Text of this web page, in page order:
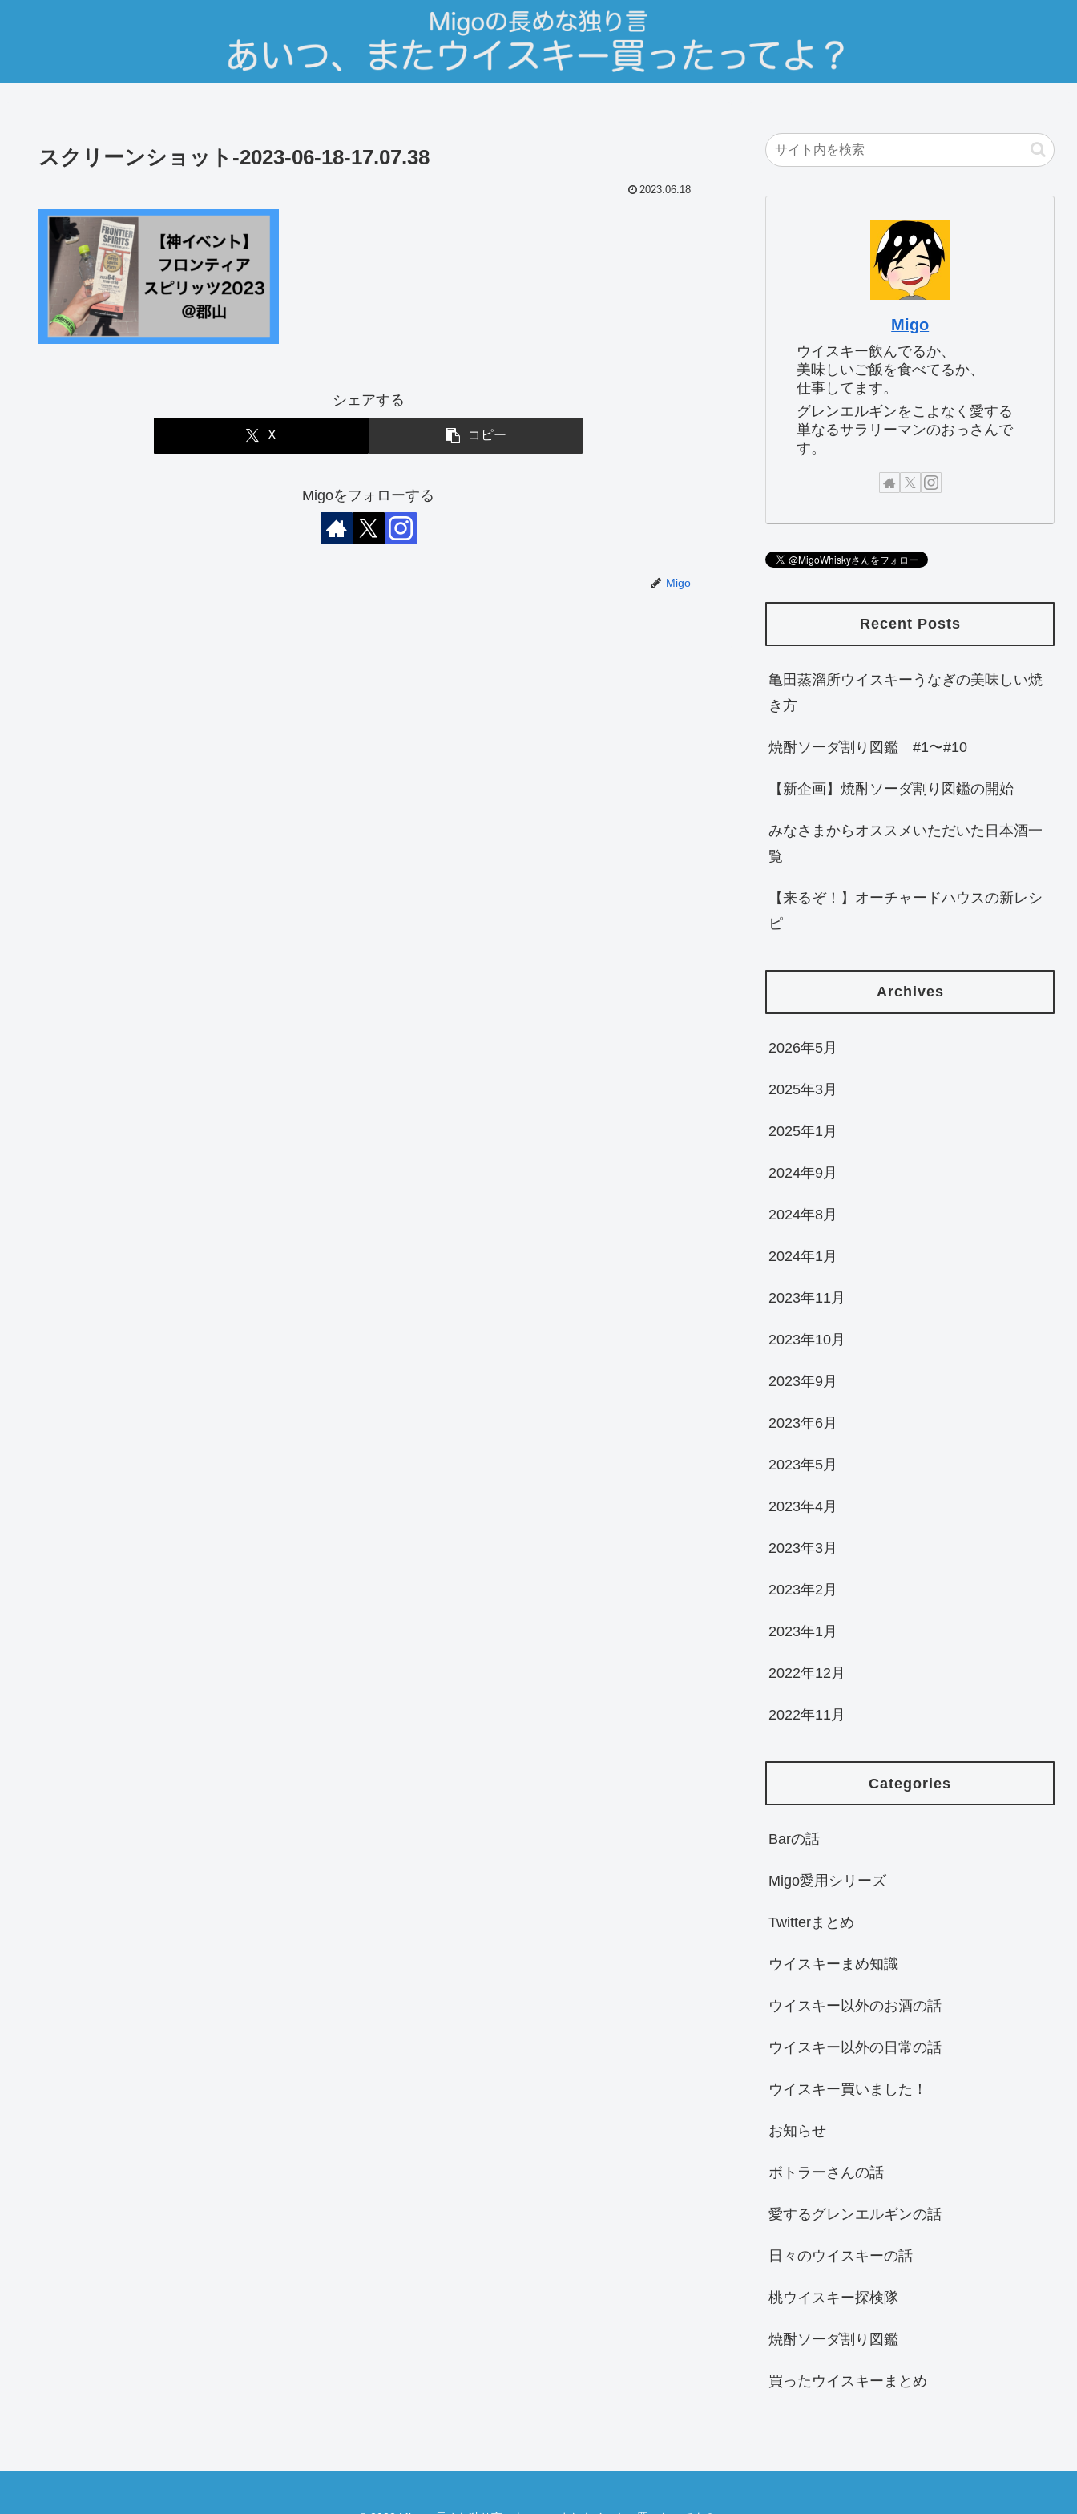
スクリーンショット-2023-06-18-17.07.38
2023.06.18
シェアする
X コピー
Migoをフォローする
Migo
Migo
ウイスキー飲んでるか、
美味しいご飯を食べてるか、
仕事してます。
グレンエルギンをこよなく愛する
単なるサラリーマンのおっさんで
す。
Recent Posts
亀田蒸溜所ウイスキーうなぎの美味しい焼
き方
焼酎ソーダ割り図鑑 #1〜#10
【新企画】焼酎ソーダ割り図鑑の開始
みなさまからオススメいただいた日本酒一
覧
【来るぞ！】オーチャードハウスの新レシ
ピ
Archives
2026年5月
2025年3月
2025年1月
2024年9月
2024年8月
2024年1月
2023年11月
2023年10月
2023年9月
2023年6月
2023年5月
2023年4月
2023年3月
2023年2月
2023年1月
2022年12月
2022年11月
Categories
Barの話
Migo愛用シリーズ
Twitterまとめ
ウイスキーまめ知識
ウイスキー以外のお酒の話
ウイスキー以外の日常の話
ウイスキー買いました！
お知らせ
ボトラーさんの話
愛するグレンエルギンの話
日々のウイスキーの話
桃ウイスキー探検隊
焼酎ソーダ割り図鑑
買ったウイスキーまとめ